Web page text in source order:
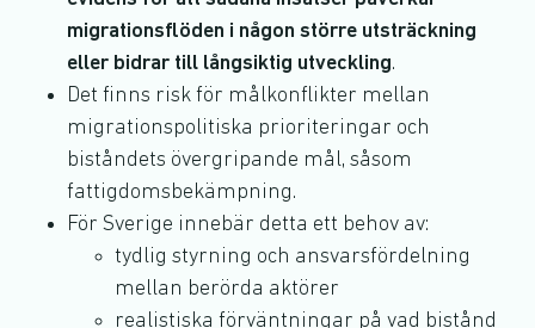
migrationsflöden i någon större utsträckning
eller bidrar till långsiktig utveckling.
Det finns risk för målkonflikter mellan
migrationspolitiska prioriteringar och
biståndets övergripande mål, såsom
fattigdomsbekämpning.
För Sverige innebär detta ett behov av:
tydlig styrning och ansvarsfördelning
mellan berörda aktörer
realistiska förväntningar på vad bistånd